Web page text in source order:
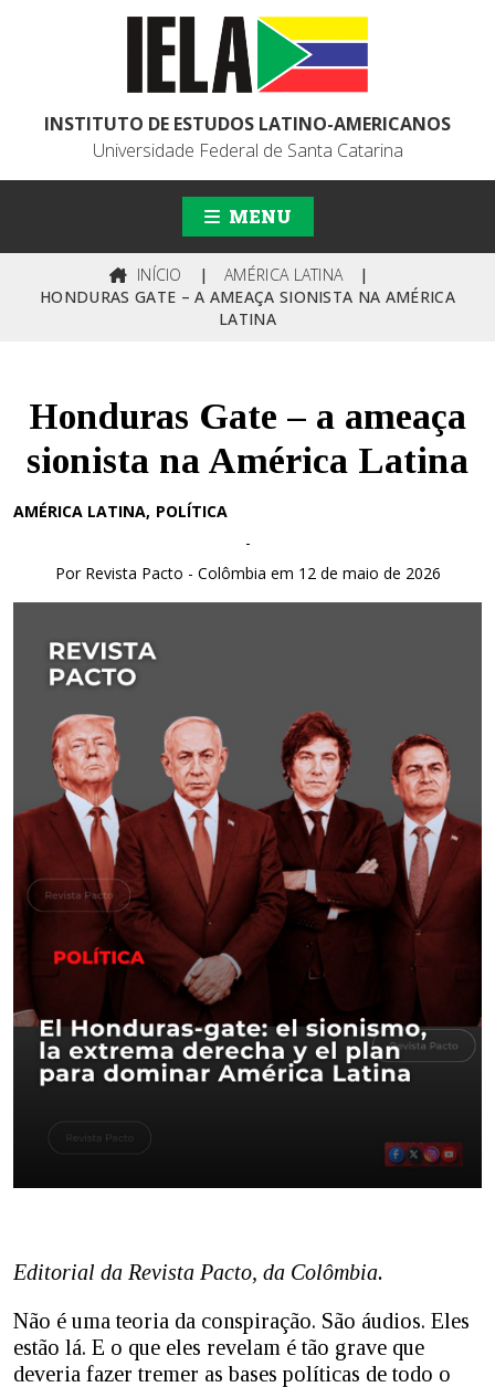
INSTITUTO DE ESTUDOS LATINO-AMERICANOS
Universidade Federal de Santa Catarina
MENU
INÍCIO | AMÉRICA LATINA
|
HONDURAS GATE – A AMEAÇA SIONISTA NA AMÉRICA
LATINA
Honduras Gate – a ameaça
sionista na América Latina
AMÉRICA LATINA POLÍTICA
-
Por Revista Pacto - Colômbia em 12 de maio de 2026
Editorial da Revista Pacto, da Colômbia.
Não é uma teoria da conspiração. São áudios. Eles
estão lá. E o que eles revelam é tão grave que
deveria fazer tremer as bases políticas de todo o